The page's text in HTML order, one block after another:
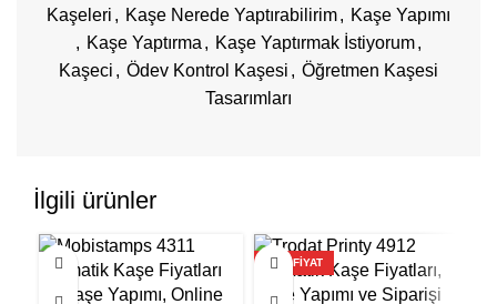
Kaşeleri , Kaşe Nerede Yaptırabilirim, Kaşe Yapımı
, Kaşe Yaptırma , Kaşe Yaptırmak İstiyorum,
Kaşeci , Ödev Kontrol Kaşesi , Öğretmen Kaşesi
Tasarımları
İlgili ürünler
ŞOK FİYAT